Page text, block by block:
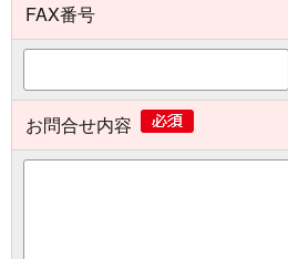
FAX番号
お問合せ内容